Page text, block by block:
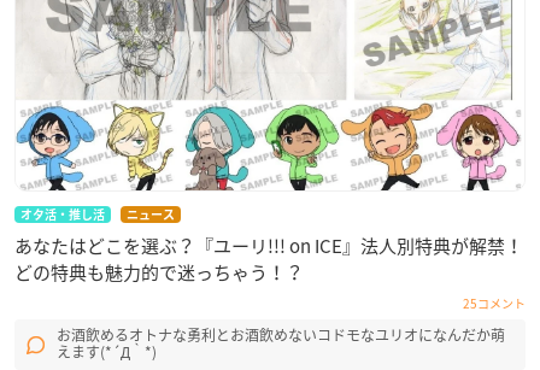
オタ活・推し活 ニュース
あなたはどこを選ぶ？『ユーリ!!! on ICE』法人別特典が解禁！
どの特典も魅力的で迷っちゃう！？
25コメント
お酒飲めるオトナな勇利とお酒飲めないコドモなユリオになんだか萌
えます(*´Д｀*)